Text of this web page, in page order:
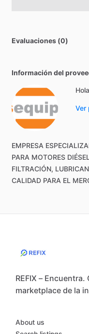
Evaluaciones (0)
Información del
Ver
EMPRESA
PARA MOTORES
FILTRACIÓN,
CALIDAD PARA EL
REFIX –
marketplace de la
About us